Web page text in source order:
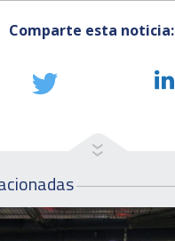
Comparte esta noticia: